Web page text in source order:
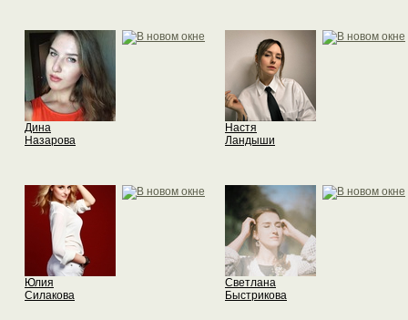
Дина
Назарова
Настя
Ландыши
Юлия
Силакова
Светлана
Быстрикова